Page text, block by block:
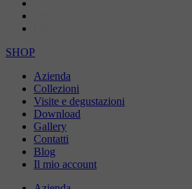
SHOP
Azienda
Collezioni
Visite e degustazioni
Download
Gallery
Contatti
Blog
Il mio account